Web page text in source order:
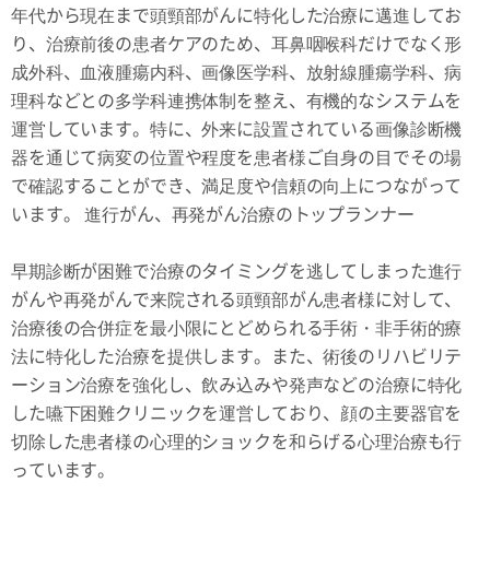
年代から現在まで頭頸部がんに特化した治療に邁進してお
り、治療前後の患者ケアのため、耳鼻咽喉科だけでなく形
成外科、血液腫瘍内科、画像医学科、放射線腫瘍学科、病
理科などとの多学科連携体制を整え、有機的なシステムを
運営しています。特に、外来に設置されている画像診断機
器を通じて病変の位置や程度を患者様ご自身の目でその場
で確認することができ、満足度や信頼の向上につながって
います。 進行がん、再発がん治療のトップランナー
早期診断が困難で治療のタイミングを逃してしまった進行
がんや再発がんで来院される頭頸部がん患者様に対して、
治療後の合併症を最小限にとどめられる手術・非手術的療
法に特化した治療を提供します。また、術後のリハビリテ
ーション治療を強化し、飲み込みや発声などの治療に特化
した嚥下困難クリニックを運営しており、顔の主要器官を
切除した患者様の心理的ショックを和らげる心理治療も行
っています。